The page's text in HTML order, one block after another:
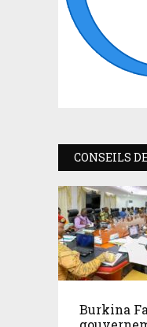
CONSEILS
Burkina